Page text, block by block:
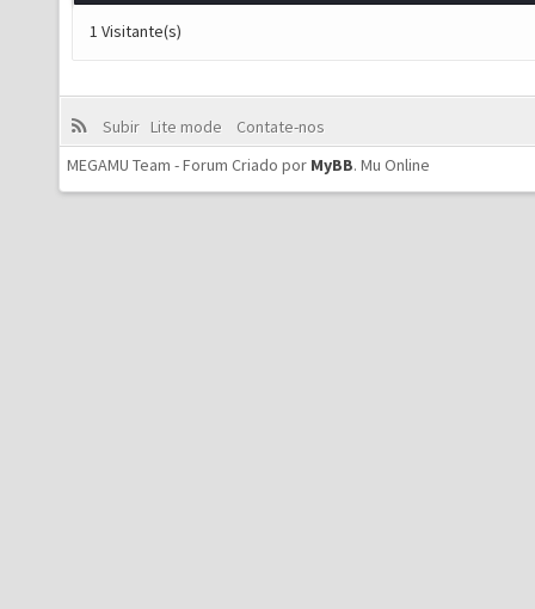
1 Visitante(s)
Subir Lite mode
Contate-nos
MEGAMU Team - Forum Criado por MyBB. Mu Online